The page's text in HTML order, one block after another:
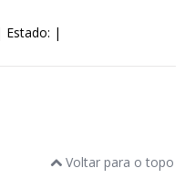
Estado: |
Voltar para o topo